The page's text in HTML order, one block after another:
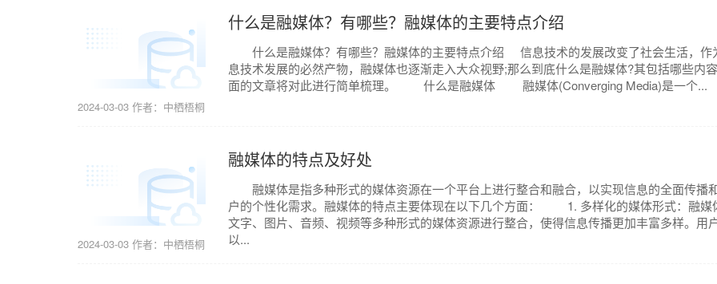
什么是融媒体？有哪些？融媒体的主要特点介绍
什么是融媒体？有哪些？融媒体的主要特点介绍 信息技术的发展改变了社会生活，作
息技术发展的必然产物，融媒体也逐渐走入大众视野;那么到底什么是融媒体?其包括哪些内
面的文章将对此进行简单梳理。 什么是融媒体 融媒体(Converging Media)是一个...
2024-03-03 作者：中栖梧桐
融媒体的特点及好处
融媒体是指多种形式的媒体资源在一个平台上进行整合和融合，以实现信息的全面传播
户的个性化需求。融媒体的特点主要体现在以下几个方面： 1. 多样化的媒体形式：融媒
文字、图片、音频、视频等多种形式的媒体资源进行整合，使得信息传播更加丰富多样。用
以...
2024-03-03 作者：中栖梧桐